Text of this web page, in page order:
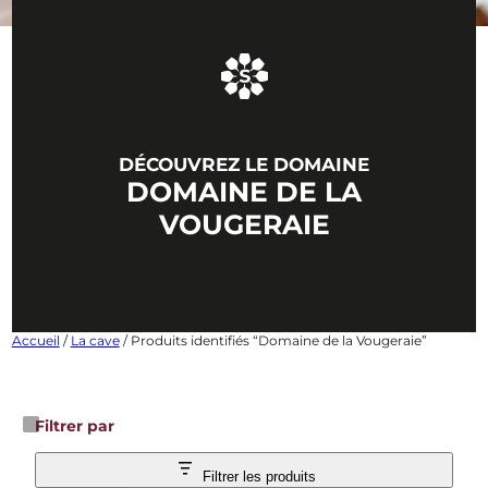
DÉCOUVREZ LE DOMAINE
DOMAINE DE LA
VOUGERAIE
Accueil / La cave/ Produits identifiés “Domaine de la Vougeraie”
Filtrer par
Filtrer les produits